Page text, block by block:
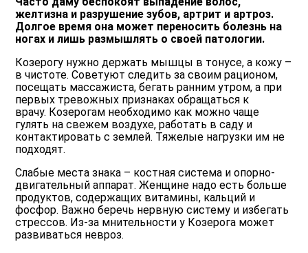
желтизна и разрушение зубов, артрит и артроз.
Долгое время она может переносить болезнь на
ногах и лишь размышлять о своей патологии.
Козерогу нужно держать мышцы в тонусе, а кожу –
в чистоте. Советуют следить за своим рационом,
посещать массажиста, бегать ранним утром, а при
первых тревожных признаках обращаться к
врачу. Козерогам необходимо как можно чаще
гулять на свежем воздухе, работать в саду и
контактировать с землей. Тяжелые нагрузки им не
подходят.
Слабые места знака – костная система и опорно-
двигательный аппарат. Женщине надо есть больше
продуктов, содержащих витамины, кальций и
фосфор. Важно беречь нервную систему и избегать
стрессов. Из-за мнительности у Козерога может
развиваться невроз.